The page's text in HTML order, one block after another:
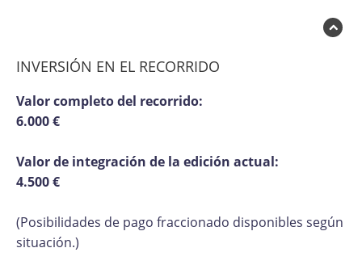
INVERSIÓN EN EL RECORRIDO
Valor completo del recorrido:
6.000 €
Valor de integración de la edición actual:
4.500 €
(Posibilidades de pago fraccionado disponibles según
situación.)